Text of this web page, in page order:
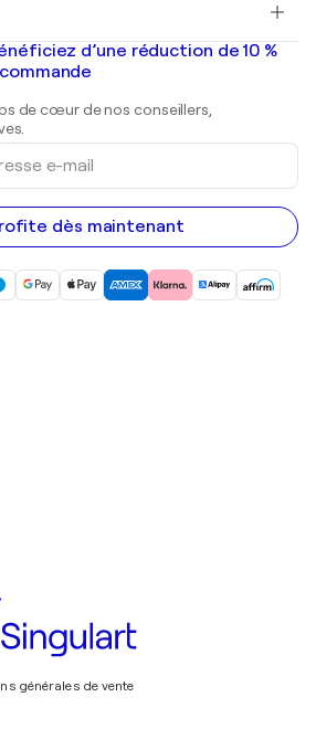
d’une réduction de 10 %
de cœur de nos conseillers,
dès maintenant
générales de vente